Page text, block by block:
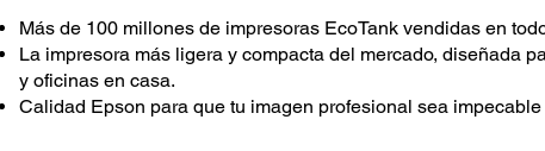
Más de 100 millones de impresoras EcoTank vendidas en
La impresora más ligera y compacta del mercado, diseñada
y oficinas en casa.
Calidad Epson para que tu imagen profesional sea